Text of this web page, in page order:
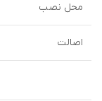
محل نصب
اصالت